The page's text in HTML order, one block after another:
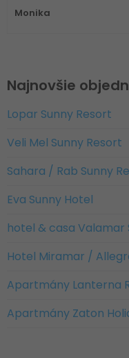
Monika
Najnovšie
Lopar Sunny Resort
Veli Mel Sunny Resort
Sahara / Rab Sunny
Eva Sunny Hotel
hotel & casa Valamar
Hotel Miramar /
Apartmány Lanterna
Apartmány Zaton